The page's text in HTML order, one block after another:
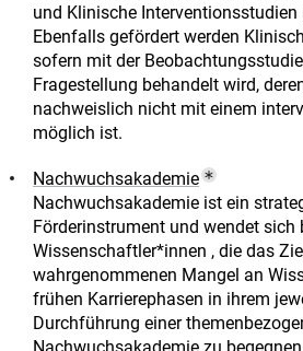
und Klinische Interventionsstudien
Ebenfalls gefördert werden
sofern mit der
Fragestellung behandelt wird,
nachweislich nicht mit einem
möglich ist.
Nachwuchsakademie
(Popup
Nachwuchsakademie ist ein
Förderinstrument und wendet sich
Wissenschaftler*innen , die das
wahrgenommenen Mangel an
frühen Karrierephasen in ihrem
Durchführung einer
Nachwuchsakademie zu